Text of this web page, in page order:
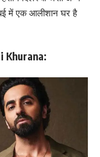
में एक आलीशान घर है
Khurana: